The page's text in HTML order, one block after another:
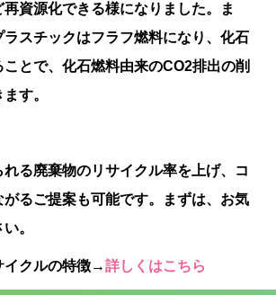
資源化できる様になりました。ま
ラスチックはフラフ燃料になり、化石
とで、化石燃料由来のCO2排出の削
す。
れる廃棄物のリサイクル率を上げ、コ
がるご提案も可能です。まずは、お気
。
イクルの特徴→詳しくはこちら